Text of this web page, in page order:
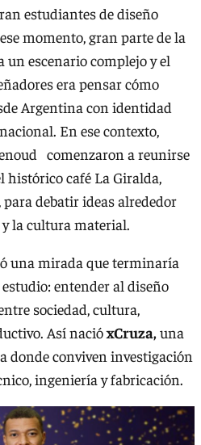
estudiantes de diseño
momento, gran parte de la
escenario complejo y el
era pensar cómo
Argentina con identidad
En ese contexto,
comenzaron a reunirse
histórico café La Giralda,
debatir ideas alrededor
la cultura material.
una mirada que terminaría
entender al diseño
sociedad, cultura,
Así nacióxCruza,una
conviven investigación
ingeniería y fabricación.